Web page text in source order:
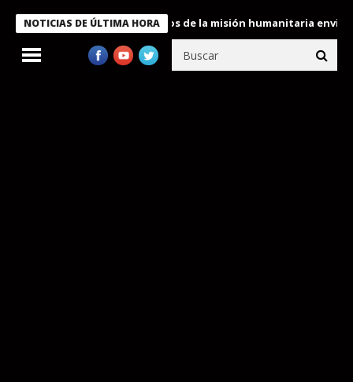
NOTICIAS DE ÚLTIMA HORA
condecora a miembros de la misión humanitaria enviada a